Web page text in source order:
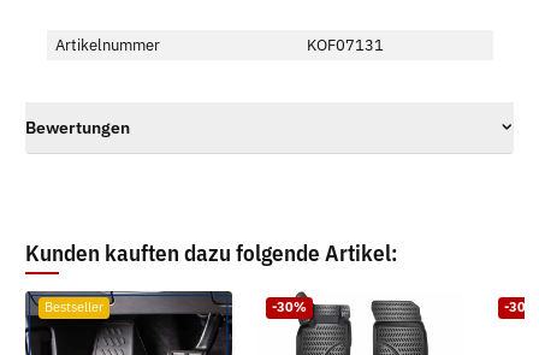
Artikelnummer KOF07131
Bewertungen
Kunden kauften dazu folgende Artikel:
Bestseller -30% -30%